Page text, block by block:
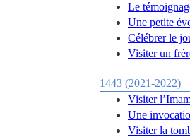
Le
Une petite
Célébrer le
Visiter un
1443 (2021-2022)
Visiter
Une
Visiter la